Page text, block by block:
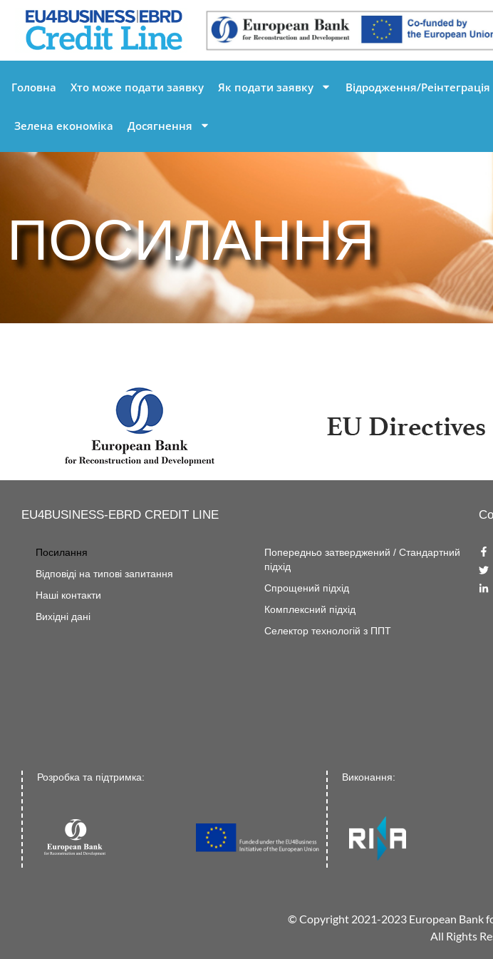
Головна Хто може подати заявку Як подати заявку Відродження/Реінтеграція
Зелена економіка Досягнення
ПОСИЛАННЯ
EU4BUSINESS-EBRD CREDIT LINE
Посилання
Відповіді на типові запитання
Наші контакти
Вихідні дані
Попередньо затверджений / Стандартний
підхід
Спрощений підхід
Комплексний підхід
Селектор технологій з ППТ
Розробка та підтримка: Виконання:
© Copyright 2021-2023 European Bank
All Rights